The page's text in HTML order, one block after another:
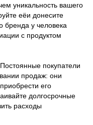
уникальность вашего
еёи донесите
бренда у человека
с продуктом
. Постоянные покупатели
продаж: они
его
долгосрочные
расходы